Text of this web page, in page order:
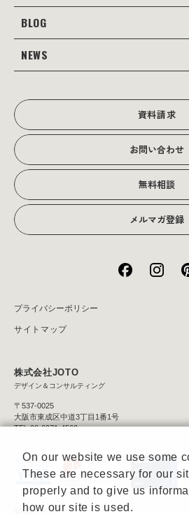
Webサイト制作
Web広告･SEO対策
Web
グラフィック
会社案内
当社の強み
理念・経営戦略
会社沿革
BLOG
JOTOブログ
NEWS
資料請求
お問い合わせ
無料相談
メルマガ登録
プライバシーポリシー
サイトマップ
株式会社JOTO
デザイン＆コンサルティング
〒537-0025
大阪市東成区中道3丁目1番1号
TEL:06-6971-4560
関連サイト
On our website we use some
These are necessary for our
properly and to give us
how our site is used.